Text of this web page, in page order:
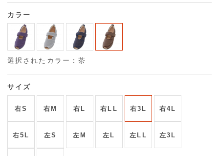
カラー
選択されたカラー：茶
サイズ
右S 右M 右L 右LL 右3L 右4L
右5L 左S 左M 左L 左LL 左3L